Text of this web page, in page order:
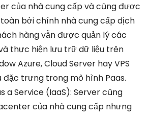
của nhà cung cấp và cũng được
bởi chính nhà cung cấp dịch
hàng vẫn được quản lý các
thực hiện lưu trữ dữ liệu trên
Azure, Cloud Server hay VPS
đặc trưng trong mô hình Paas.
a Service (IaaS): Server cũng
của nhà cung cấp nhưng